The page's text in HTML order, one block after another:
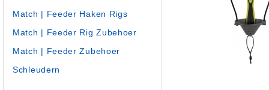
Match | Feeder Haken Rigs
Match | Feeder Rig Zubehoer
Match | Feeder Zubehoer
Schleudern